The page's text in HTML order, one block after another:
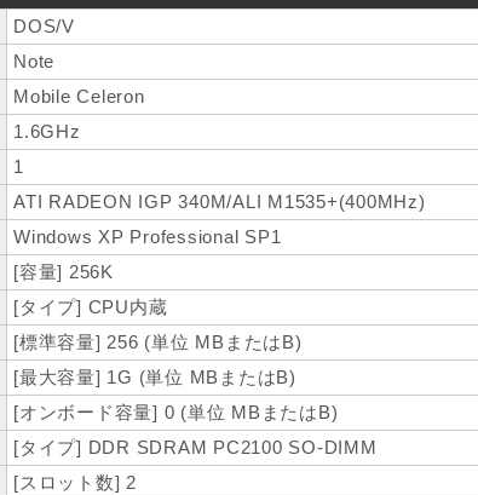
DOS/V
Note
Mobile Celeron
1.6GHz
1
ATI RADEON IGP 340M/ALI M1535+(400MHz)
Windows XP Professional SP1
[容量] 256K
[タイプ] CPU内蔵
[標準容量] 256 (単位 MBまたはB)
[最大容量] 1G (単位 MBまたはB)
[オンボード容量] 0 (単位 MBまたはB)
[タイプ] DDR SDRAM PC2100 SO-DIMM
[スロット数] 2